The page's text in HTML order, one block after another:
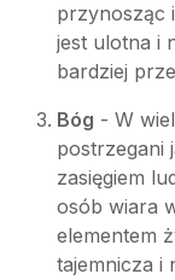
przynosząc
jest ulotna i
bardziej
Bóg - W
postrzegani
zasięgiem
osób wiara
elementem
tajemnicza i